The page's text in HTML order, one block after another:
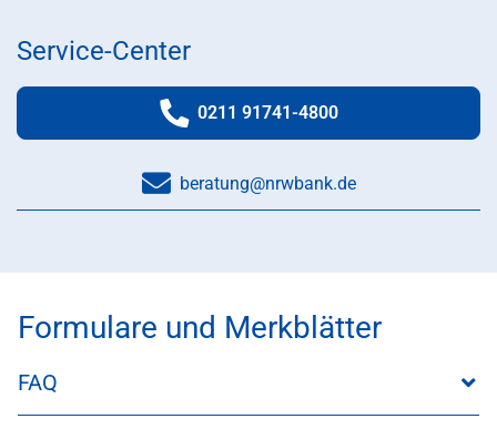
Service-Center
Telefonnummer:
0211 91741-4800
beratung@nrwbank.de
Formulare und Merkblätter
FAQ